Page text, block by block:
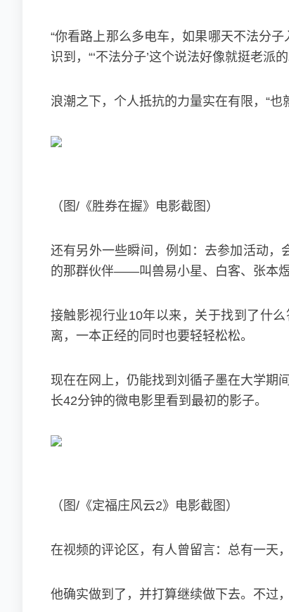
“你看路上那么多电车，如果哪天不法分
识到，“‘不法分子’这个说法好像就挺老派
浪潮之下，个人抵抗的力量实在有限，“也
（图/《胜券在握》电影截图）
还有另外一些瞬间，例如：去参加活动，
的那群伙伴——叫兽易小星、白客、张本煜
接触影视行业10年以来，关于找到了什
离，一本正经的同时也要轻轻松松。
现在在网上，仍能找到刘循子墨在大学期
长42分钟的微电影里看到最初的影子。
（图/《定福庄风云2》电影截图）
在视频的评论区，有人曾留言：总有一天
他确实做到了，并打算继续做下去。不过